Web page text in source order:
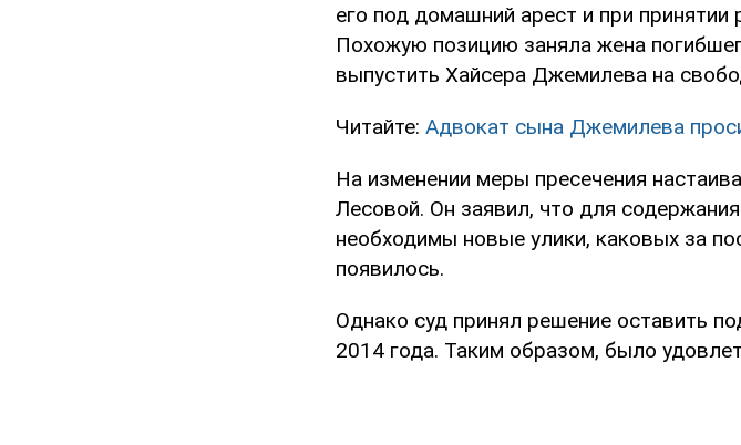
его под домашний арест и при принятии
Похожую позицию заняла жена
выпустить Хайсера Джемилева на
Читайте: Адвокат сына Джемилева
На изменении меры пресечения
Лесовой. Он заявил, что для
необходимы новые улики, каковых за
появилось.
Однако суд принял решение оставить
2014 года. Таким образом, было